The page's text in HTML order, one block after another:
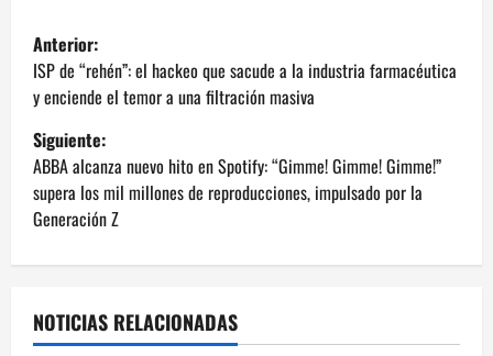
N
a
v
e
g
a
c
Anterior:
ISP de “rehén”: el hackeo que sacude a la industria farmacéutica
y enciende el temor a una filtración masiva
Siguiente:
ABBA alcanza nuevo hito en Spotify: “Gimme! Gimme! Gimme!”
supera los mil millones de reproducciones, impulsado por la
Generación Z
NOTICIAS RELACIONADAS